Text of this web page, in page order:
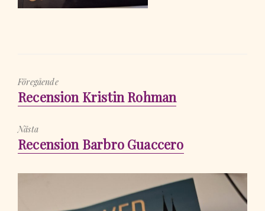
Föregående
Föregående
Recension Kristin Rohman
Nästa
Nästa
Recension Barbro Guaccero